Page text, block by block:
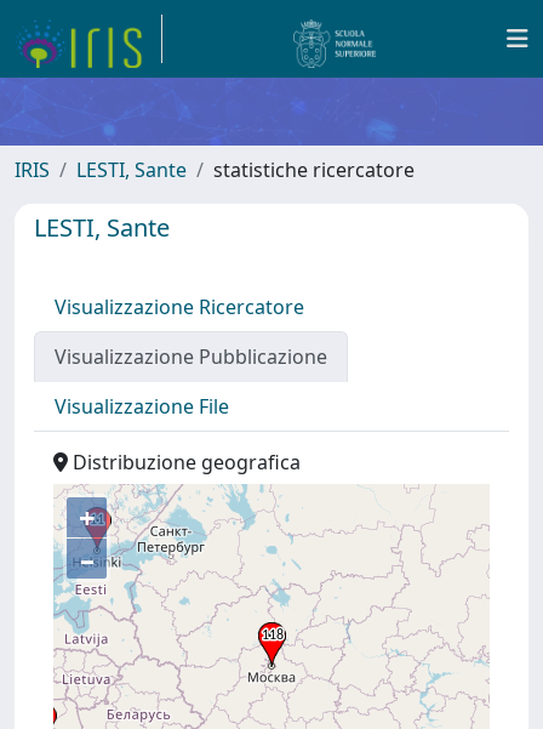
IRIS LESTI, Sante statistiche ricercatore
LESTI, Sante
Visualizzazione Ricercatore
Visualizzazione Pubblicazione
Visualizzazione File
Distribuzione geografica
+
–